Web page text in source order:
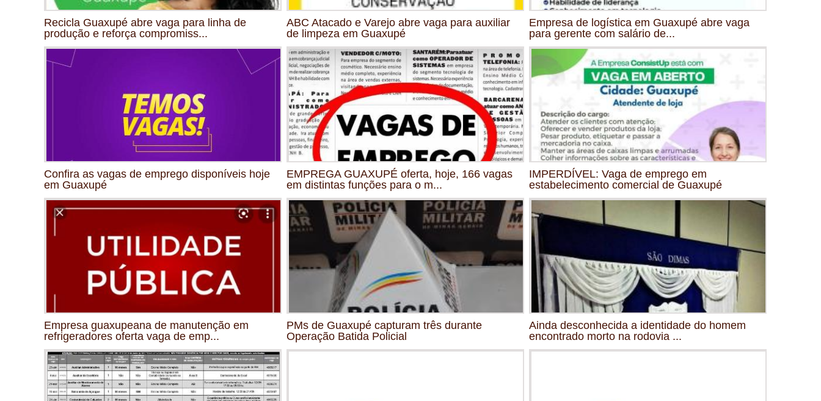
Recicla Guaxupé abre vaga para linha de
produção e reforça compromiss...
ABC Atacado e Varejo abre vaga para auxiliar
de limpeza em Guaxupé
Empresa de logística em Guaxupé abre vaga
para gerente com salário de...
Confira as vagas de emprego disponíveis hoje
em Guaxupé
EMPREGA GUAXUPÉ oferta, hoje, 166 vagas
em distintas funções para o m...
IMPERDÍVEL: Vaga de emprego em
estabelecimento comercial de Guaxupé
Empresa guaxupeana de manutenção em
refrigeradores oferta vaga de emp...
PMs de Guaxupé capturam três durante
Operação Batida Policial
Ainda desconhecida a identidade do homem
encontrado morto na rodovia ...